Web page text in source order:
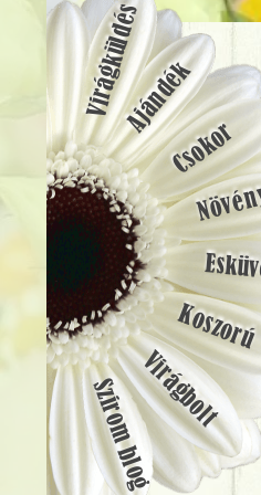
VirágküldésAjándék
Csokor
Koszorú
Virágbolt
Szirom blog